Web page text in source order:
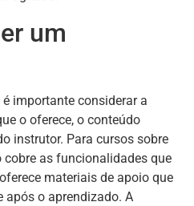
um
importante considerar a
o oferece, o conteúdo
instrutor. Para cursos sobre
cobre as funcionalidades que
materiais de apoio que
após o aprendizado. A